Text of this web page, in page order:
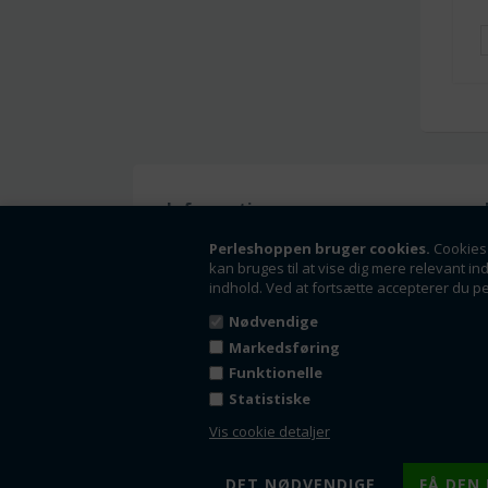
Perleshoppen bruger cookies.
kan bruges til at vise dig mere relevant
indhold. Ved at fortsætte accepterer du
Nødvendige
Markedsføring
Funktionelle
Statistiske
Vis cookie detaljer
Information
Handelsbetingelser
Fortrydelsesret
Nyheder
Fortryd dit køb